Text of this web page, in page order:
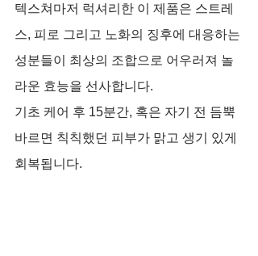
텍스쳐마저 럭셔리한 이 제품은 스트레
스, 피로 그리고 노화의 징후에 대응하는
성분들이 최상의 조합으로 어우러져 놀
라운 효능을 선사합니다.
기초 케어 후 15분간, 혹은 자기 전 듬뿍
바르면 칙칙했던 피부가 맑고 생기 있게
회복됩니다.